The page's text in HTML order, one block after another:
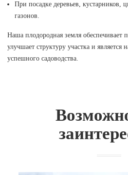
При посадке деревьев, кустарников,
газонов.
Наша плодородная земля обеспечивает
улучшает структуру участка и является
успешного садоводства.